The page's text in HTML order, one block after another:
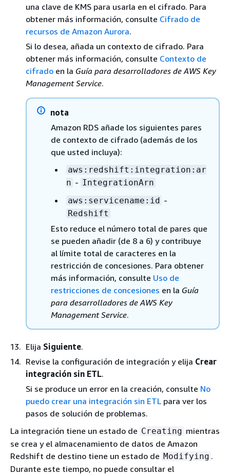
una clave de KMS para usarla en el cifrado. Para
obtener más información, consulte Cifrado de
recursos de Amazon Aurora.
Si lo desea, añada un contexto de cifrado. Para
obtener más información, consulte Contexto de
cifrado en la Guía para desarrolladores de AWS Key
Management Service.
nota
Amazon RDS añade los siguientes pares
de contexto de cifrado (además de los
que usted incluya):
aws:redshift:integration:ar
n - IntegrationArn
aws:servicename:id -
Redshift
Esto reduce el número total de pares que
se pueden añadir (de 8 a 6) y contribuye
al límite total de caracteres en la
restricción de concesiones. Para obtener
más información, consulte Uso de
restricciones de concesiones en la Guía
para desarrolladores de AWS Key
Management Service.
Elija Siguiente.
Revise la configuración de integración y elija Crear
integración sin ETL.
Si se produce un error en la creación, consulte No
puedo crear una integración sin ETL para ver los
pasos de solución de problemas.
La integración tiene un estado de Creating mientras
se crea y el almacenamiento de datos de Amazon
Redshift de destino tiene un estado de Modifying .
Durante este tiempo, no puede consultar el